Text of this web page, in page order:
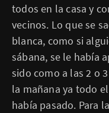
todos en la casa y
vecinos. Lo que se
blanca, como si
sábana, se le había
sido como a las 2 o
la mañana ya todo
había pasado. Para